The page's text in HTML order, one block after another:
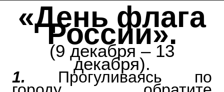
«День флага
России».
(9 декабря – 13
декабря).
1. Прогуливаясь по